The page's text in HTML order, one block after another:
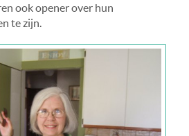
ook opener over hun
te zijn.